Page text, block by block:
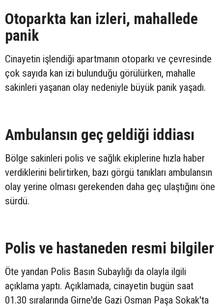
Otoparkta kan izleri, mahallede
panik
Cinayetin işlendiği apartmanın otoparkı ve çevresinde
çok sayıda kan izi bulunduğu görülürken, mahalle
sakinleri yaşanan olay nedeniyle büyük panik yaşadı.
Ambulansın geç geldiği iddiası
Bölge sakinleri polis ve sağlık ekiplerine hızla haber
verdiklerini belirtirken, bazı görgü tanıkları ambulansın
olay yerine olması gerekenden daha geç ulaştığını öne
sürdü.
Polis ve hastaneden resmi bilgiler
Öte yandan Polis Basın Subaylığı da olayla ilgili
açıklama yaptı. Açıklamada, cinayetin bugün saat
01.30 sıralarında Girne'de Gazi Osman Paşa Sokak'ta